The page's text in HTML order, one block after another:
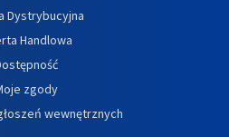
Dystrybucyjna
Handlowa
zgody
wewnętrznych